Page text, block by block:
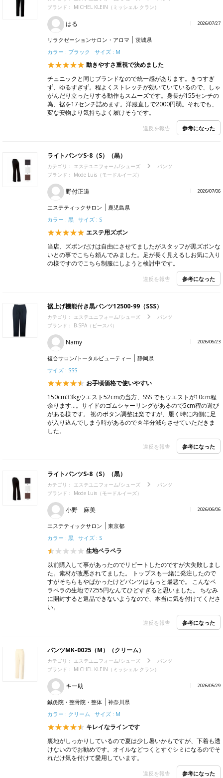
ブランド： MICHEL KLEIN（ミッシェル クラン）
はる 2026/07/27
リラクゼーションサロン・アロマ
茨城県
カラー : ブラック サイズ : M
動きやすさ重視で決めました
チュニックと同じブランドなので統一感があります。きつすぎ
ず、ゆるすぎず。程よくストレッチが効いていているので、しゃ
がんだり立ったりする動作もスムーズです。身長が155センチの
為、裾を17センチ詰めます。洋服直しで2000円弱。それでも、
変な安物より気持ちよく履けそうです。
違反を報告 参考になった
ライトパンツS-8（S）（黒）
カテゴリ： エステユニフォーム/シューズ
パンツ
ブランド： Mode Luis（モードルイーズ）
野付正道 2026/07/06
エステティックサロン
鹿児島県
カラー : 黒 サイズ : S
エステ用ズボン
当店、ズボンだけは自由にさせてましたがスタッフが黒ズボンな
いとの事でこちら頼んでみました。足が長く見えるしお気に入り
の様ですのでこちら制服にしようと検討中です。
違反を報告 参考になった
裾上げ機能付き黒パンツ12500-99（SSS）
カテゴリ： エステユニフォーム/シューズ
パンツ
ブランド： B-SPA（ビースパ）
Namy 2026/06/23
複合サロン/トータルビューティー
静岡県
サイズ : SSS
お手頃価格で使いやすい
150cm33kgウエスト52cmの当方、SSS でもウエストが10cm程
余ります…。サイドのゴムシャーリングがあるので5cm程の遊び
がある様です。 裾のボタン調整は楽ですが、履く時に内側に足
が入り込んでしまう時があるので☆半分減らさせていただきま
した。
違反を報告 参考になった
ライトパンツS-8（S）（黒）
カテゴリ： エステユニフォーム/シューズ
パンツ
ブランド： Mode Luis（モードルイーズ）
小野 麻美 2026/06/06
エステティックサロン
東京都
カラー : 黒 サイズ : S
生地ペラペラ
以前購入して事があったのでリピートしたのですが大失敗しまし
た。素材が改悪されてました。 トップスも一緒に発注したので
すがそちらもやばかったけどパンツはもっと最悪で。 こんなペ
ラペラの生地で7255円なんてひどすぎると思いました。 ちなみ
に開封すると返品できないようなので、本当に気を付けてくださ
い。
違反を報告 参考になった
パンツMK-0025（M）（クリーム）
カテゴリ： エステユニフォーム/シューズ
パンツ
ブランド： MICHEL KLEIN（ミッシェル クラン）
キー助 2026/05/29
鍼灸院・整骨院・整体
神奈川県
カラー : クリーム サイズ : M
キレイなラインです
裏地がしっかりしているので夏は少し暑いかもですが、下着も透
けないのでお勧めです。オイルなどつくとすぐシミになるのでそ
れだけ気を付けて愛用しています。
違反を報告 参考になった